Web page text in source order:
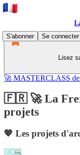
S'abonner
Se connecter
Lisez
🚀 MASTERCLASS
🇫🇷 🚀 La
projets
💖 Les projets